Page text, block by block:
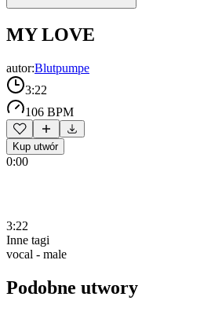
MY LOVE
autor:Blutpumpe
3:22
106 BPM
Kup utwór
0:00
3:22
Inne tagi
vocal - male
Podobne utwory